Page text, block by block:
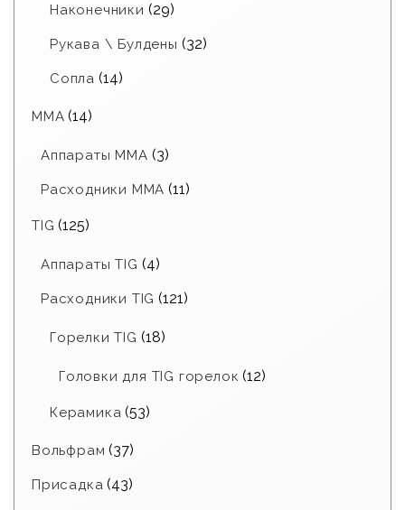
Наконечники (29)
Рукава \ Булдены (32)
Сопла (14)
MMA (14)
Аппараты MMA (3)
Расходники ММА (11)
TIG (125)
Аппараты TIG (4)
Расходники TIG (121)
Горелки TIG (18)
Головки для TIG горелок (12)
Керамика (53)
Вольфрам (37)
Присадка (43)